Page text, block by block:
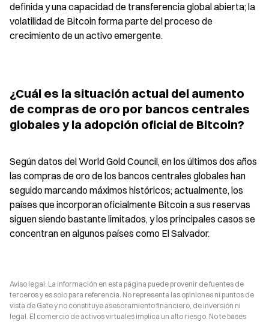
definida y una capacidad de transferencia global abierta; la
volatilidad de Bitcoin forma parte del proceso de
crecimiento de un activo emergente.
¿Cuál es la situación actual del aumento
de compras de oro por bancos centrales
globales y la adopción oficial de Bitcoin?
Según datos del World Gold Council, en los últimos dos años
las compras de oro de los bancos centrales globales han
seguido marcando máximos históricos; actualmente, los
países que incorporan oficialmente Bitcoin a sus reservas
siguen siendo bastante limitados, y los principales casos se
concentran en algunos países como El Salvador.
Aviso legal: La información en esta página puede provenir de fuentes de
terceros y es solo para referencia. No representa las opiniones ni puntos de
vista de Gate y no constituye asesoramiento financiero, de inversión ni
legal. El comercio de activos virtuales implica un alto riesgo. No te bases